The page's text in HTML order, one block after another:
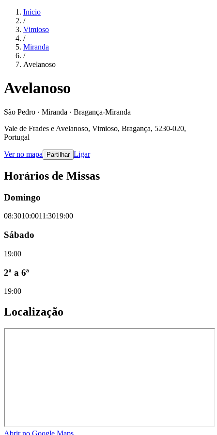
Início
/
Vimioso
/
Miranda
/
Avelanoso
Avelanoso
São Pedro · Miranda · Bragança-Miranda
Vale de Frades e Avelanoso, Vimioso, Bragança, 5230-020,
Portugal
Ver no mapa Partilhar Ligar
Horários de Missas
Domingo
08:3010:0011:3019:00
Sábado
19:00
2ª a 6ª
19:00
Localização
Abrir no Google Maps